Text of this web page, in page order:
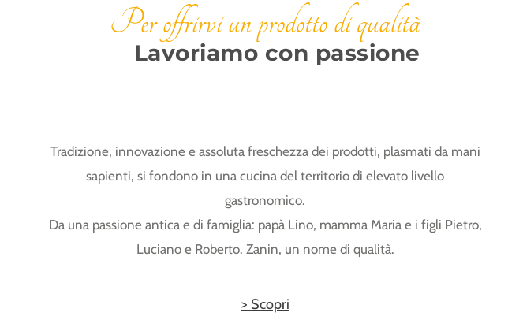
Per offrirvi un prodotto di qualità
Lavoriamo con passione
Tradizione, innovazione e assoluta freschezza dei prodotti, plasmati da mani
sapienti, si fondono in una cucina del territorio di elevato livello
gastronomico.
Da una passione antica e di famiglia: papà Lino, mamma Maria e i figli Pietro,
Luciano e Roberto. Zanin, un nome di qualità.
> Scopri